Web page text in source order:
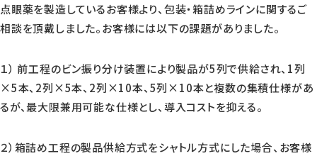
点眼薬を製造しているお客様より、包装・箱詰めラインに関するご
相談を頂戴しました。お客様には以下の課題がありました。
１） 前工程のビン振り分け装置により製品が5列で供給され、1列
×5本、2列×5本、2列×10本、5列×10本と複数の集積仕様があ
るが、最大限兼用可能な仕様とし、導入コストを抑える。
２）箱詰め工程の製品供給方式をシャトル方式にした場合、お客様